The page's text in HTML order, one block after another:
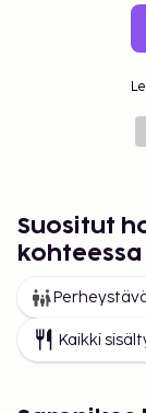
Suositut
Kaikki